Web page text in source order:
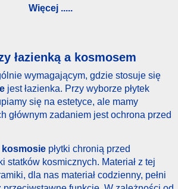
Więcej .....
łazienką a kosmosem
wymagającym, gdzie stosuje się
jest łazienka. Przy wyborze płytek
się na estetyce, ale mamy
głównym zadaniem jest ochrona przed
kosmosie płytki chronią przed
statków kosmicznych. Materiał z tej
dla nas materiał codzienny, pełni